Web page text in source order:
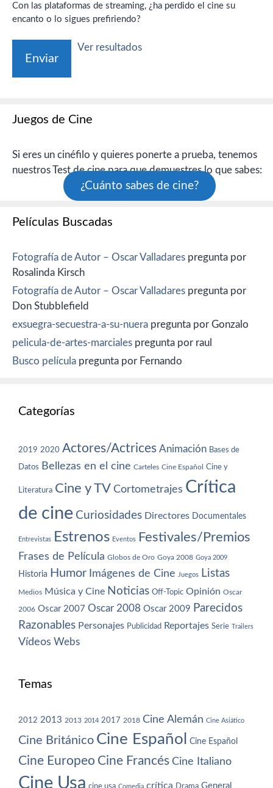
Con las plataformas de streaming, ¿ha perdido el cine su
encanto o lo sigues prefiriendo?
Ver resultados
Juegos de Cine
Si eres un cinéfilo y quieres ponerte a prueba, tenemos
nuestros Test de cine para que demuestres lo que sabes:
¿Cuánto sabes de cine?
Películas Buscadas
Fotografía de Autor – Oscar Valladares pregunta por
Rosalinda Kirsch
Fotografía de Autor – Oscar Valladares pregunta por
Don Stubblefield
exsuegra-secuestra-a-su-nuera pregunta por Gonzalo
pelicula-de-artes-marciales pregunta por raul
Busco película pregunta por Fernando
Categorías
2019 2020 Actores/Actrices Animación Bases de
Datos Bellezas en el cine Carteles Cine Español Cine y
Literatura Cine y TV Cortometrajes Crítica
de cine Curiosidades Directores Documentales
Entrevistas Estrenos Eventos Festivales/Premios
Frases de Película Globos de Oro Goya 2008 Goya 2009
Historia Humor Imágenes de Cine Juegos Listas
Medios Música y Cine Noticias Off-Topic Opinión Oscar
2006 Oscar 2007 Oscar 2008 Oscar 2009 Parecidos
Razonables Personajes Publicidad Reportajes Serie Trailers
Vídeos Webs
Temas
2012 2013 2013 2014 2017 2018 Cine Alemán Cine Asiático
Cine Británico Cine Español Cine Español
Cine Europeo Cine Francés Cine Italiano
Cine Usa cine usa Comedia crítica General